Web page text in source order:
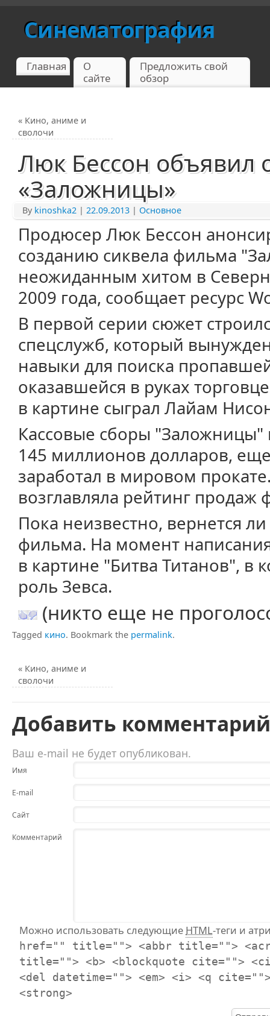
Синематография
Главная
О
сайте
Предложить свой
обзор
« Кино, аниме и
сволочи
Люк Бессон объявил
«Заложницы»
By kinoshka2 | 22.09.2013 | Основное
Продюсер Люк Бессон
созданию сиквела фильма
неожиданным хитом в
2009 года, сообщает ресурс
В первой серии сюжет
спецслужб, который
навыки для поиска
оказавшейся в руках
в картине сыграл Лайам
Кассовые сборы
145 миллионов долларов,
заработал в мировом
возглавляла рейтинг продаж
Пока неизвестно, вернется
фильма. На момент
в картине "Битва Титанов", в
роль Зевса.
(никто еще не
Tagged кино. Bookmark the permalink.
« Кино, аниме и
сволочи
Добавить комментарий
Ваш e-mail не будет опубликован.
Имя
E-mail
Сайт
Комментарий
Можно использовать следующие HTML-теги и
href="" title=""> <abbr title="">
title=""> <b> <blockquote cite="">
<del datetime=""> <em> <i> <q
<strong>